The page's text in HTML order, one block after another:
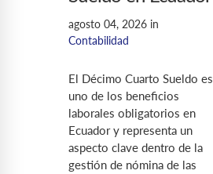
agosto 04, 2026 in
Contabilidad
El Décimo Cuarto Sueldo es
uno de los beneficios
laborales obligatorios en
Ecuador y representa un
aspecto clave dentro de la
gestión de nómina de las